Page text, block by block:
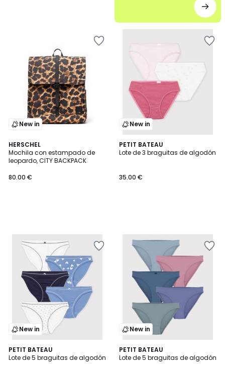
New in
HERSCHEL
Mochila con estampado de
leopardo, CITY BACKPACK
80.00 €
New in
PETIT BATEAU
Lote de 3 braguitas de algodón
35.00 €
New in
PETIT BATEAU
Lote de 5 braguitas de algodón
New in
PETIT BATEAU
Lote de 5 braguitas de algodón